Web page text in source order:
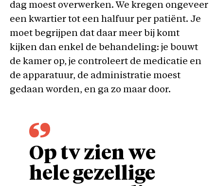
dag moest overwerken. We kregen ongeveer
een kwartier tot een halfuur per patiënt. Je
moet begrijpen dat daar meer bij komt
kijken dan enkel de behandeling: je bouwt
de kamer op, je controleert de medicatie en
de apparatuur, de administratie moest
gedaan worden, en ga zo maar door.
Op tv zien we
hele gezellige